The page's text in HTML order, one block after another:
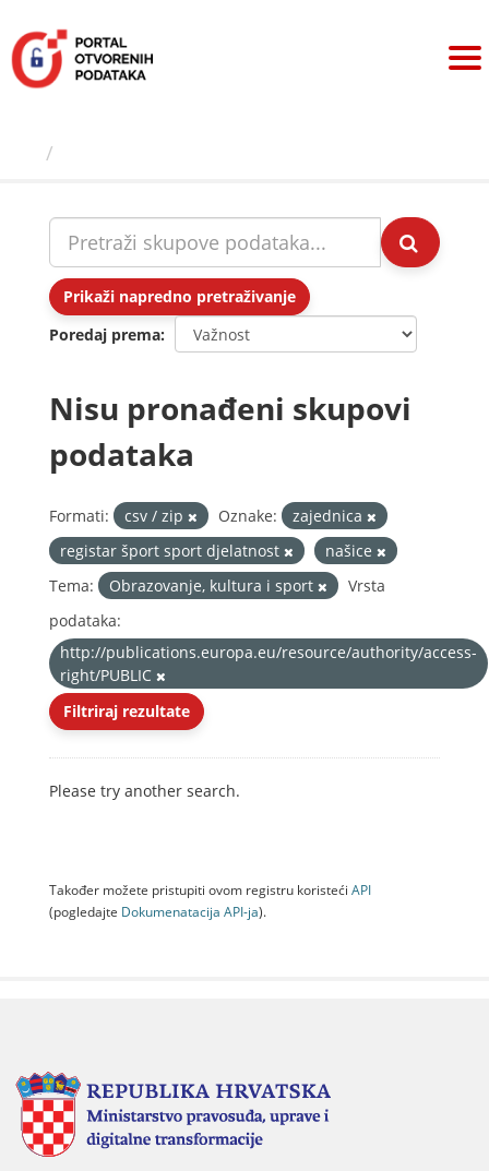
sadržaj
Prikaži napredno pretraživanje
Poredaj prema
Nisu pronađeni skupovi
podataka
Formati: csv / zip Oznake:
zajednica
registar šport sport djelatnost
našice
Tema:
Obrazovanje, kultura i sport
Vrsta
podataka:
http://publications.europa.eu/resource/authority/access-
right/PUBLIC
Filtriraj rezultate
Please try another search.
Također možete pristupiti ovom registru koristeći API
(pogledajte Dokumenаtаcijа API-jа).